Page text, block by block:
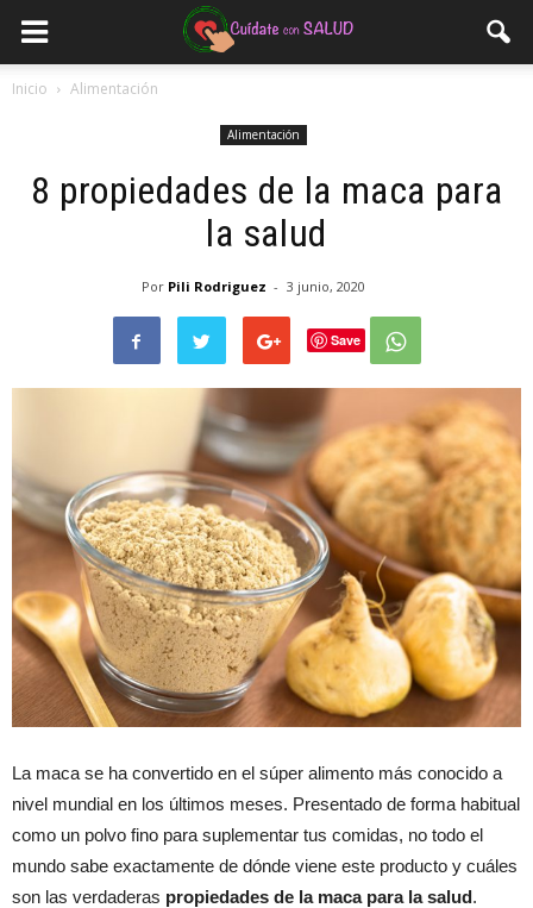
Inicio Alimentación
Alimentación
8 propiedades de la maca para
la salud
Por Pili Rodriguez - 3 junio, 2020
Save
La maca se ha convertido en el súper alimento más conocido a
nivel mundial en los últimos meses. Presentado de forma habitual
como un polvo fino para suplementar tus comidas, no todo el
mundo sabe exactamente de dónde viene este producto y cuáles
son las verdaderas propiedades de la maca para la salud.